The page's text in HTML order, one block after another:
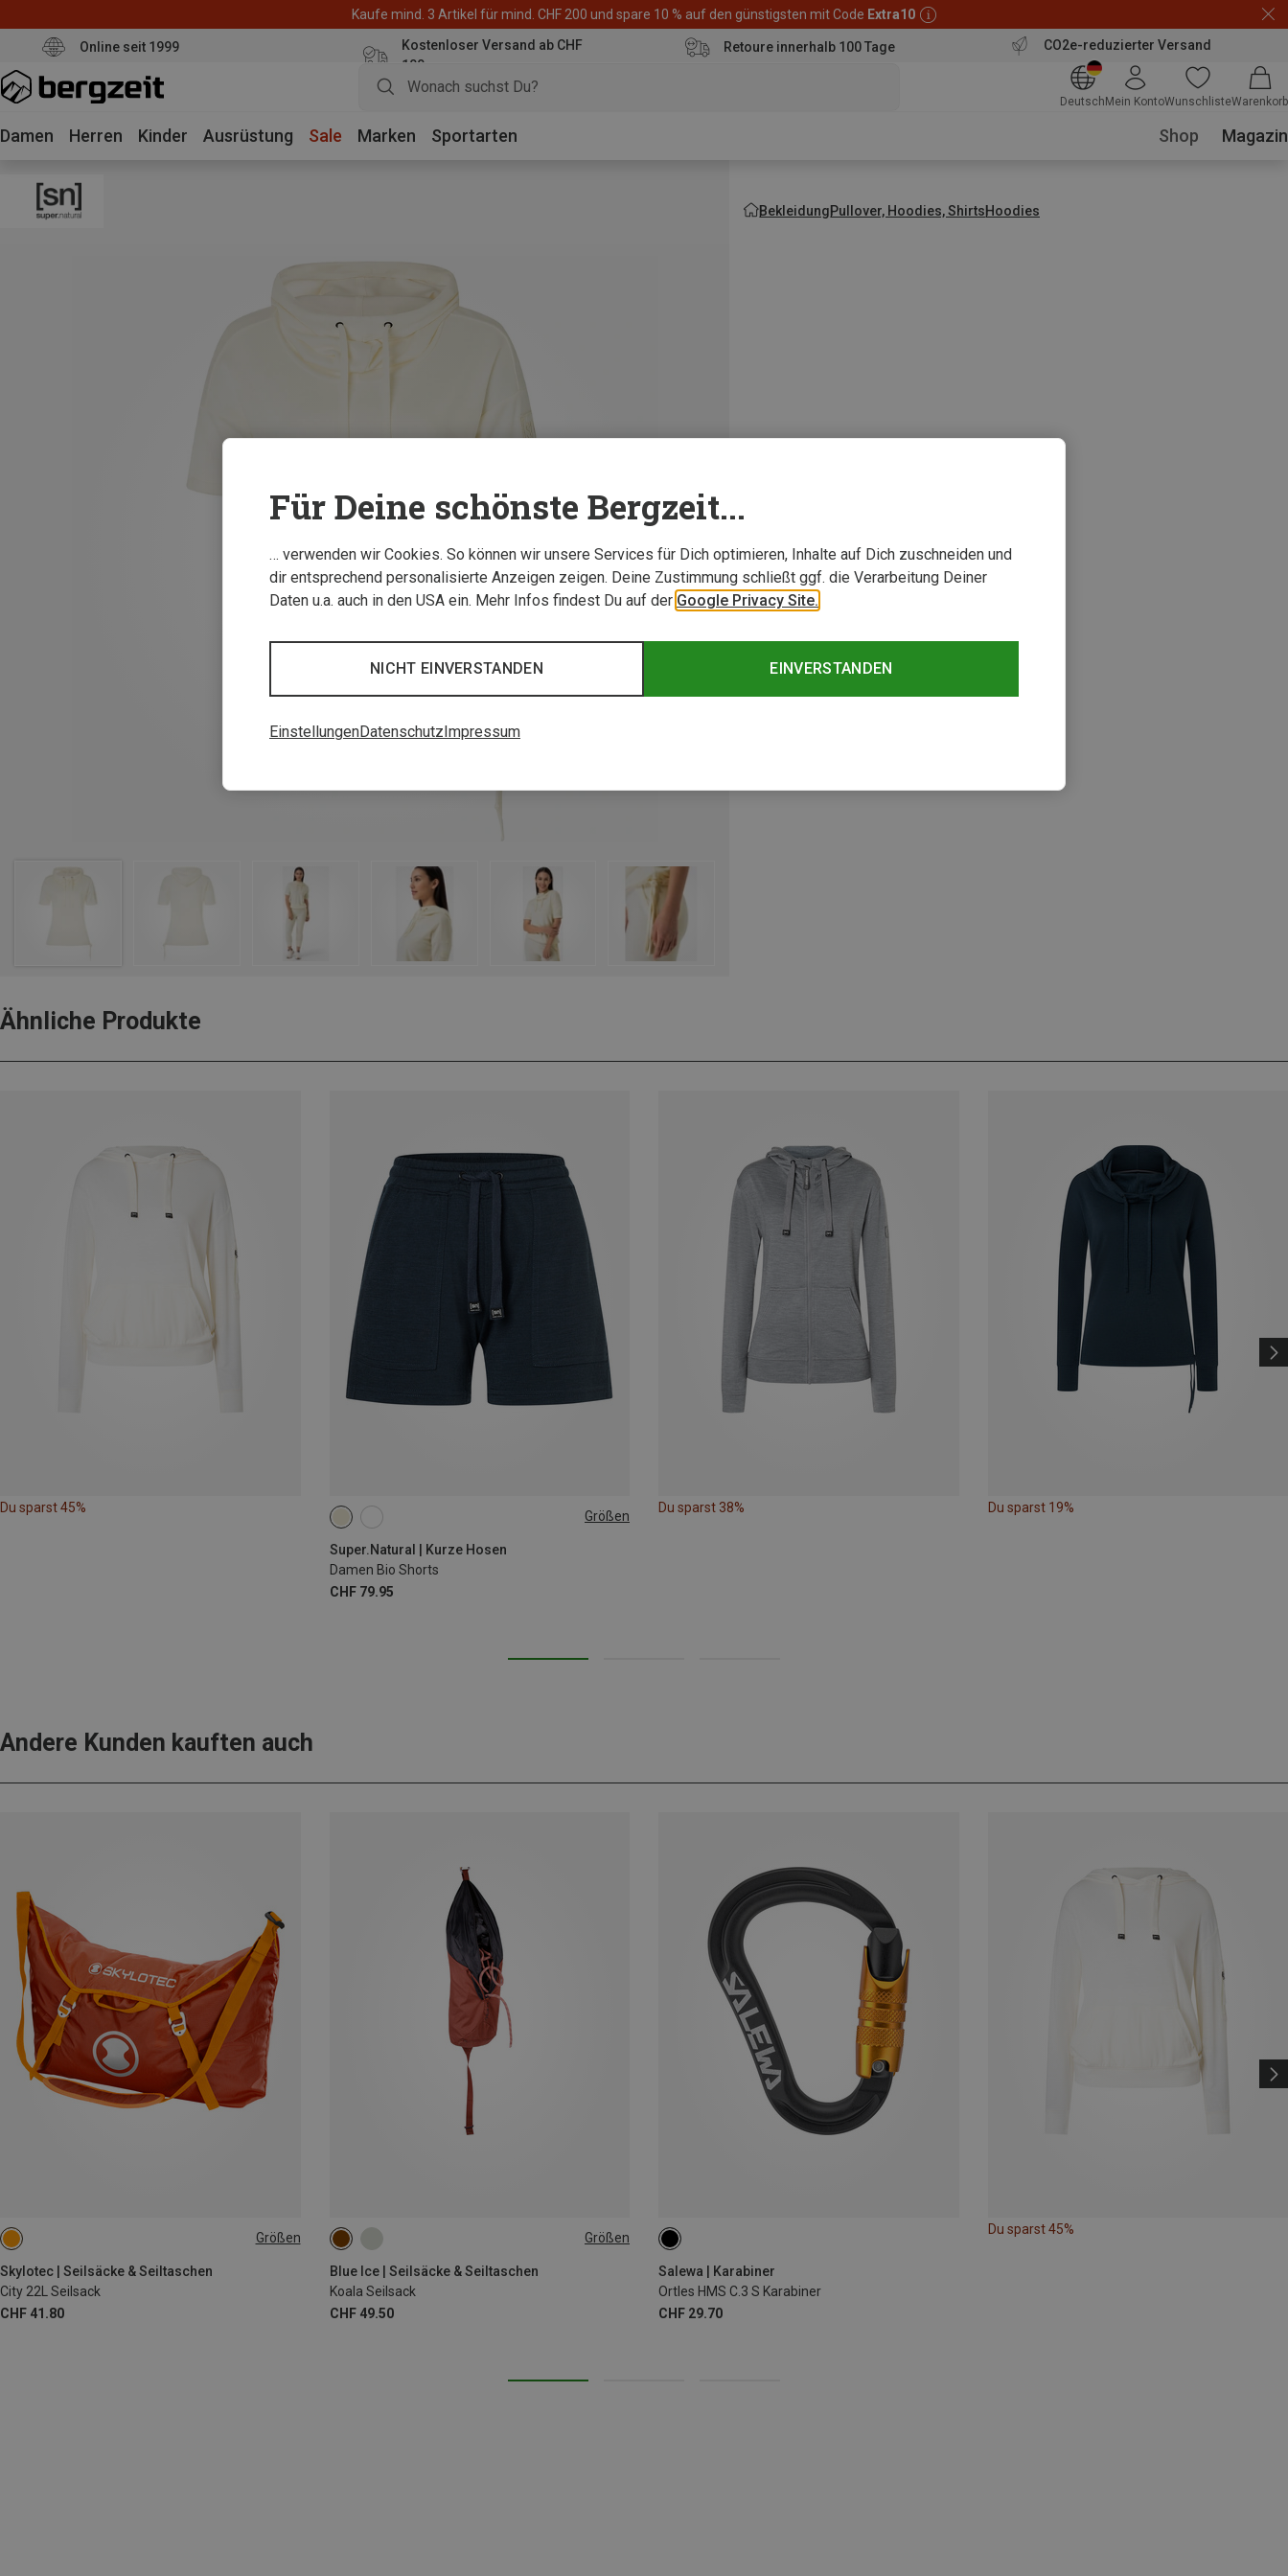
Kaufe mind. 3 Artikel für mind. CHF 200 und spare 10 % auf den günstigsten mit Code Extra10
Online seit 1999
Kostenloser Versand ab CHF
100
Retoure innerhalb 100 Tage CO2e-reduzierter Versand
Deutsch Mein KontoWunschlisteWarenkorb
Damen Herren Kinder Ausrüstung Sale Marken Sportarten Shop Magazin
BekleidungPullover, Hoodies, ShirtsHoodies
Ähnliche Produkte
Du sparst 45%
Größen
Super.Natural | Kurze Hosen
Damen Bio Shorts
CHF 79.95
M
Du sparst 38% Du sparst 19%
Andere Kunden kauften auch
Größen
Skylotec | Seilsäcke & Seiltaschen
City 22L Seilsack
CHF 41.80
22L Größen
Blue Ice | Seilsäcke & Seiltaschen
Koala Seilsack
CHF 49.50
ONE SIZE
Salewa | Karabiner
Ortles HMS C.3 S Karabiner
CHF 29.70
Du sparst 45%
Für Deine schönste Bergzeit...
… verwenden wir Cookies. So können wir unsere Services für Dich optimieren, Inhalte auf Dich zuschneiden und
dir entsprechend personalisierte Anzeigen zeigen. Deine Zustimmung schließt ggf. die Verarbeitung Deiner
Daten u.a. auch in den USA ein. Mehr Infos findest Du auf der Google Privacy Site.
EINVERSTANDEN
NICHT EINVERSTANDEN
EinstellungenDatenschutz Impressum